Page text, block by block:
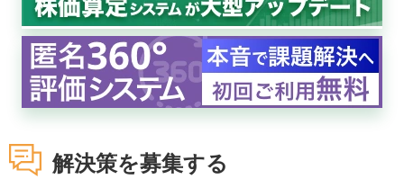
無料で株価を算定
資本政策を無料でお試し
無料でアンケート
匿名360°評価
解決策を募集する